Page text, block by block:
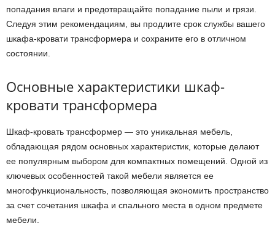
попадания влаги и предотвращайте попадание пыли и грязи.
Следуя этим рекомендациям, вы продлите срок службы вашего
шкафа-кровати трансформера и сохраните его в отличном
состоянии.
Основные характеристики шкаф-
кровати трансформера
Шкаф-кровать трансформер — это уникальная мебель,
обладающая рядом основных характеристик, которые делают
ее популярным выбором для компактных помещений. Одной из
ключевых особенностей такой мебели является ее
многофункциональность, позволяющая экономить пространство
за счет сочетания шкафа и спального места в одном предмете
мебели.